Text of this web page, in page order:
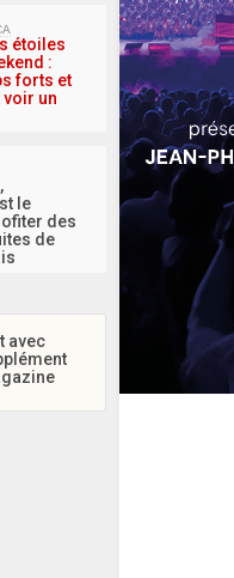
étoiles
:
forts et
voir un
le
des
de
avec